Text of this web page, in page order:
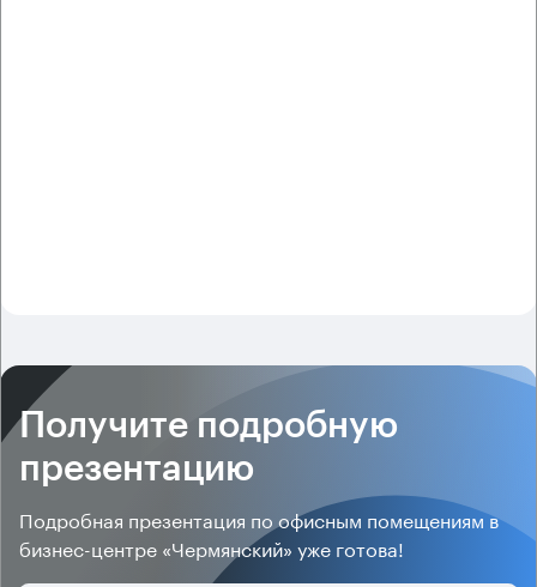
Получите подробную
презентацию
Подробная презентация по офисным помещениям в
бизнес-центре «Чермянский» уже готова!